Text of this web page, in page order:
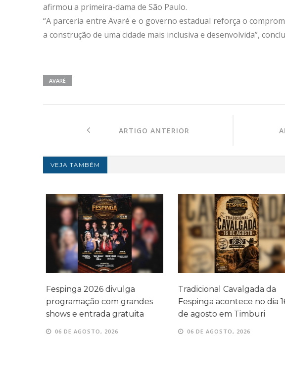
afirmou a primeira-dama de São Paulo.
“A parceria entre Avaré e o governo estadual reforça o
a construção de uma cidade mais inclusiva e desenvolvida”,
AVARÉ
ARTIGO ANTERIOR
VEJA TAMBÉM
Fespinga 2026 divulga
programação com grandes
shows e entrada gratuita
06 DE AGOSTO, 2026
Tradicional Cavalgada da
Fespinga acontece no dia 16
de agosto em Timburi
06 DE AGOSTO, 2026